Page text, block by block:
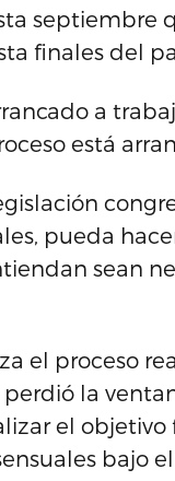
septiembre
finales del
a
está
pueda
sean
el proceso
perdió la
el
bajo